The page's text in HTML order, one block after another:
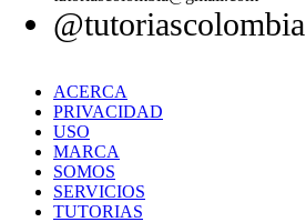
@tutoriascolombia
ACERCA
PRIVACIDAD
USO
MARCA
SOMOS
SERVICIOS
TUTORIAS